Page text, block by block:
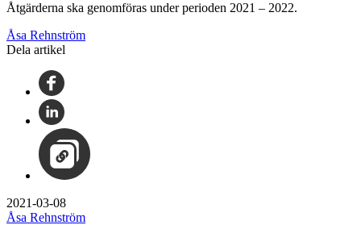
Åtgärderna ska genomföras under perioden 2021 – 2022.
Åsa Rehnström
Dela artikel
2021-03-08
Åsa Rehnström